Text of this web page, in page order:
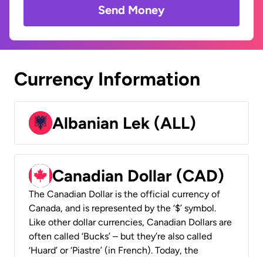
Send Money
Currency Information
Albanian Lek (ALL)
Canadian Dollar (CAD)
The Canadian Dollar is the official currency of
Canada, and is represented by the ‘$’ symbol.
Like other dollar currencies, Canadian Dollars are
often called ‘Bucks’ – but they’re also called
‘Huard’ or ‘Piastre’ (in French). Today, the